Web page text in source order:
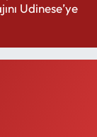
Udinese’ye